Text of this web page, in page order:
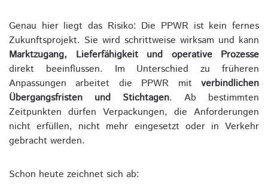
Genau hier liegt das Risiko: Die PPWR ist kein fernes
Zukunftsprojekt. Sie wird schrittweise wirksam und kann
Marktzugang, Lieferfähigkeit und operative Prozesse
direkt beeinflussen. Im Unterschied zu früheren
Anpassungen arbeitet die PPWR mit verbindlichen
Übergangsfristen und Stichtagen. Ab bestimmten
Zeitpunkten dürfen Verpackungen, die Anforderungen
nicht erfüllen, nicht mehr eingesetzt oder in Verkehr
gebracht werden.
Schon heute zeichnet sich ab: